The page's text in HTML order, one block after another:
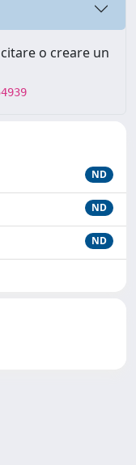
o creare un
ND
ND
ND